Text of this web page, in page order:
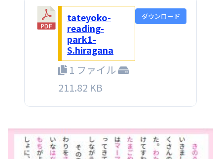
tateyoko-
reading-
park1-
S.hiragana
1 ファイル
211.82 KB
ダウンロード